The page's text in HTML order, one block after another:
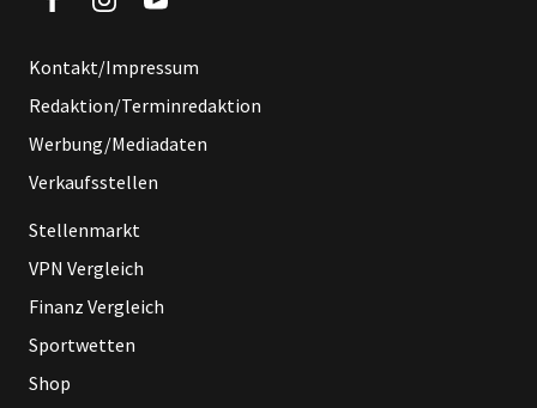
Kontakt/Impressum
Redaktion/Terminredaktion
Werbung/Mediadaten
Verkaufsstellen
Stellenmarkt
VPN Vergleich
Finanz Vergleich
Sportwetten
Shop